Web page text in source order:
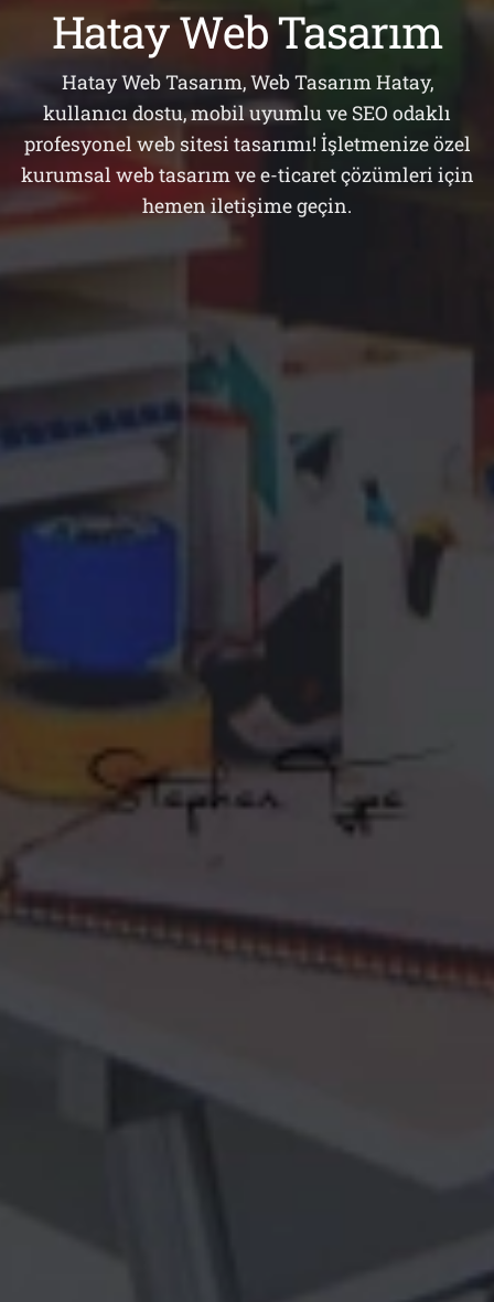
Hatay Web Tasarım
Hatay Web Tasarım, Web Tasarım Hatay,
kullanıcı dostu, mobil uyumlu ve SEO odaklı
profesyonel web sitesi tasarımı! İşletmenize özel
kurumsal web tasarım ve e-ticaret çözümleri için
hemen iletişime geçin.